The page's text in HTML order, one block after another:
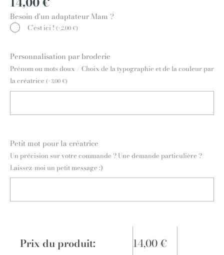
Besoin d'un adaptateur Mam ?
C'est ici ! (+2,00 €)
Personnalisation par broderie
Prénom ou mots doux / Choix de la typographie et de la couleur par
la créatrice (+3,00 €)
Petit mot pour la créatrice
Un précision sur votre commande ? Une demande particulière ?
Laissez-moi un petit message :)
Prix du produit: 14,00€